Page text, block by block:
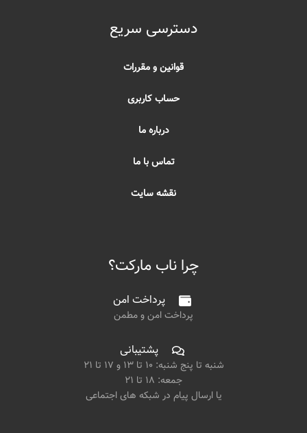
دسترسی سریع
قوانین و مقررات
حساب کاربری
درباره ما
تماس با ما
نقشه سایت
چرا ناب مارکت؟
پرداخت امن
پرداخت امن و مطمن
پشتیبانی
شنبه تا پنج شنبه: ۱۰ تا ۱۳ و ۱۷ تا ۲۱
جمعه: ۱۸ تا ۲۱
یا ارسال پیام در شبکه های اجتماعی